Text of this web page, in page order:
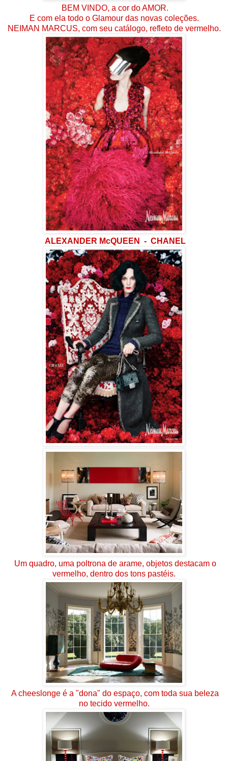
BEM VINDO, a cor do AMOR.
E com ela todo o Glamour das novas coleções.
NEIMAN MARCUS, com seu catálogo, refleto de vermelho.
ALEXANDER McQUEEN - CHANEL
Um quadro, uma poltrona de arame, objetos destacam o
vermelho, dentro dos tons pastéis.
A cheeslonge é a "dona" do espaço, com toda sua beleza
no tecido vermelho.